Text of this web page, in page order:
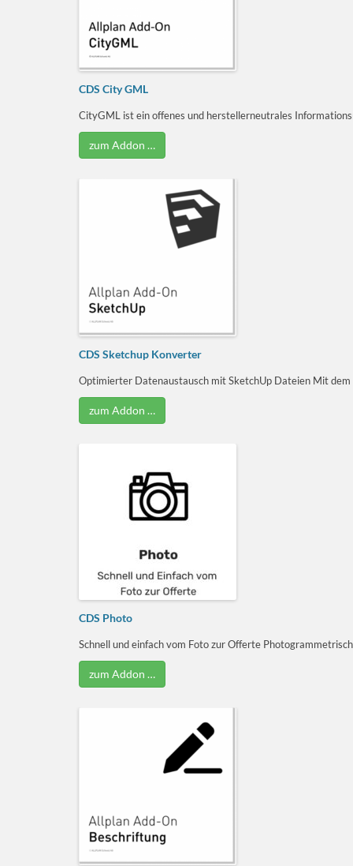
CDS City GML
CityGML ist ein offenes und herstellerneutrales
zum Addon …
CDS Sketchup Konverter
Optimierter Datenaustausch mit SketchUp Dateien Mit
zum Addon …
CDS Photo
Schnell und einfach vom Foto zur Offerte
zum Addon …